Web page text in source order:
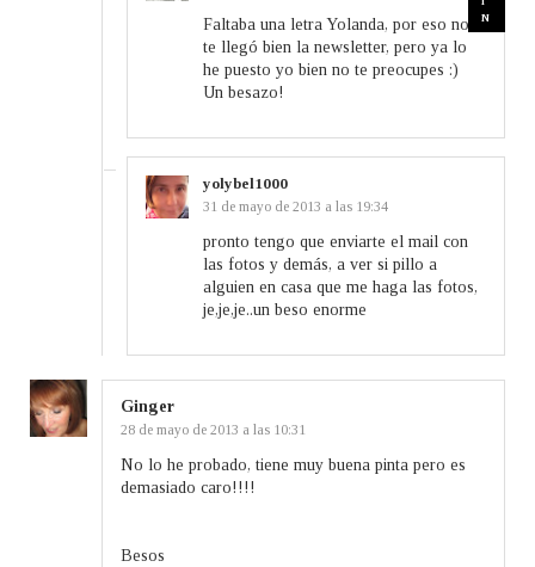
Faltaba una letra Yolanda, por eso no
te llegó bien la newsletter, pero ya lo
he puesto yo bien no te preocupes :)
Un besazo!
yolybel1000
31 de mayo de 2013 a las 19:34
pronto tengo que enviarte el mail con
las fotos y demás, a ver si pillo a
alguien en casa que me haga las fotos,
je,je,je..un beso enorme
Ginger
28 de mayo de 2013 a las 10:31
No lo he probado, tiene muy buena pinta pero es
demasiado caro!!!!
Besos